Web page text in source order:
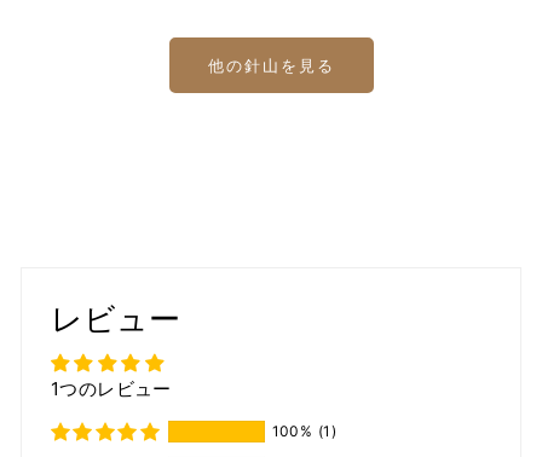
他の針山を見る
レビュー
1つのレビュー
100% (1)